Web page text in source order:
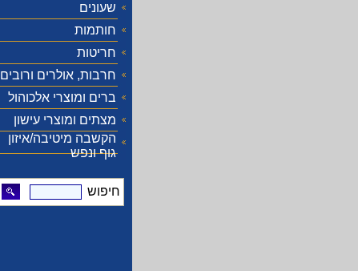
שעונים
חותמות
חריטות
חרבות, אולרים ורובים
ברים ומוצרי אלכוהול
מצתים ומוצרי עישון
הקשבה מיטיבה/איזון
גוף ונפש
חיפוש